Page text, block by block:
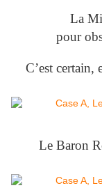
La
pour
C’est certain,
Le Baron